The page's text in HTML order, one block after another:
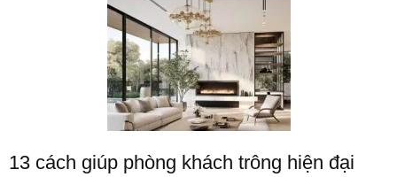
13 cách giúp phòng khách trông hiện đại